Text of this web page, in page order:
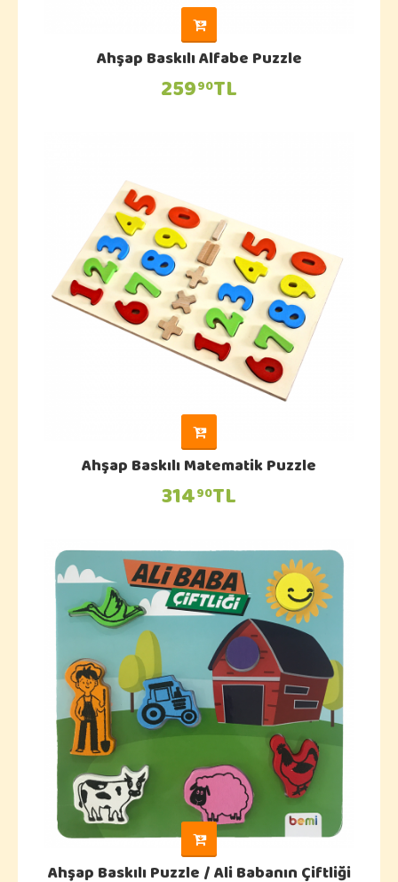
Ahşap Baskılı Alfabe Puzzle
25990TL
Ahşap Baskılı Matematik Puzzle
31490TL
Ahşap Baskılı Puzzle / Ali Babanın Çiftliği